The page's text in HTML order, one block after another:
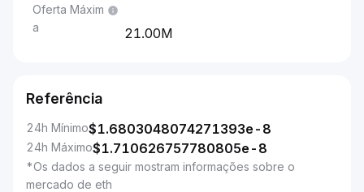
Oferta Máxim
a
21.00M
Referência
24h Mínimo$1.6803048074271393e-8
24h Máximo$1.710626757780805e-8
*Os dados a seguir mostram informações sobre o
mercado de eth